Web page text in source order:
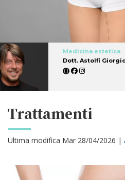
Medicina estetica
Dott. Astolfi
Trattamenti
Ultima modifica Mar 28/04/2026 |